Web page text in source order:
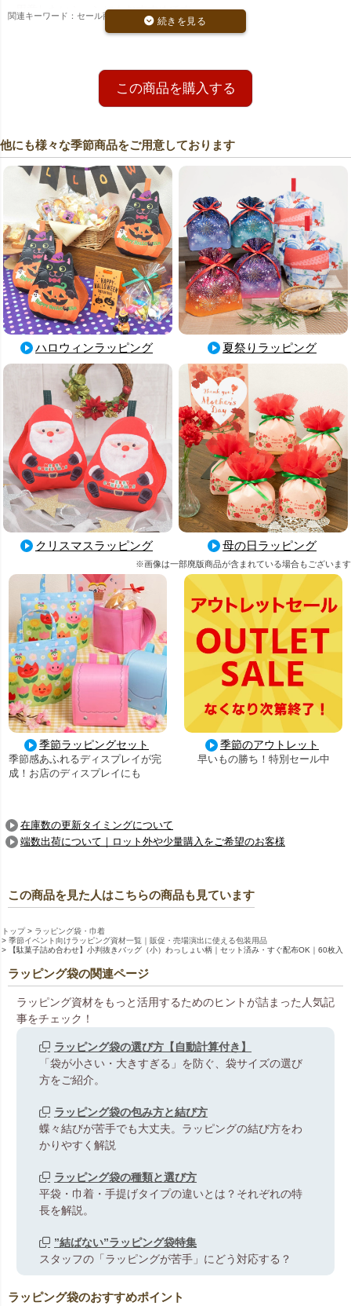
用意したいシーンにもおすすめです。
夏祭り気分を盛り上げるにぎやかなデザイン
わなど、日本の夏祭りをモチーフにした楽しいデザイン。パステ
ルブルーの生地に赤のプリントが映え、売り場に並べるだけで季
節感を演出できます。
思わず手に取りたくなるかわいらしさで、子ども向けイベントや
夏祭り売場の演出に最適です。
イベント配布・販促に最適なセット商品
夏祭りや縁日イベント、店頭キャンペーンなどにぴったりの駄菓
子セット。見た目の楽しさと配布のしやすさを両立し、売り場づ
くりと販促を同時にサポートします。
手間をかけずに季節感のあるギフトを用意したい方におすすめの
アイテムです。
関連キーワード：セール商品
この商品を購入する
他にも様々な季節商品をご用意しております
ハロウィンラッピング 夏祭りラッピング
クリスマスラッピング 母の日ラッピング
※画像は一部廃版商品が含まれている場合もございます
季節ラッピングセット
季節感あふれるディスプレイが完
成！お店のディスプレイにも
季節のアウトレット
早いもの勝ち！特別セール中
在庫数の更新タイミングについて
端数出荷について｜ロット外や少量購入をご希望のお客様
この商品を見た人はこちらの商品も見ています
トップ
ラッピング袋・巾着
季節イベント向けラッピング資材一覧｜販促・売場演出に使える包装用品
【駄菓子詰め合わせ】小判抜きバッグ（小）わっしょい柄｜セット済み・すぐ配布OK｜60枚入
ラッピング袋の関連ページ
ラッピング資材をもっと活用するためのヒントが詰まった人気記
事をチェック！
ラッピング袋の選び方【自動計算付き】
「袋が小さい・大きすぎる」を防ぐ、袋サイズの選び
方をご紹介。
ラッピング袋の包み方と結び方
蝶々結びが苦手でも大丈夫。ラッピングの結び方をわ
かりやすく解説
ラッピング袋の種類と選び方
平袋・巾着・手提げタイプの違いとは？それぞれの特
長を解説。
”結ばない”ラッピング袋特集
スタッフの「ラッピングが苦手」にどう対応する？
ラッピング袋のおすすめポイント